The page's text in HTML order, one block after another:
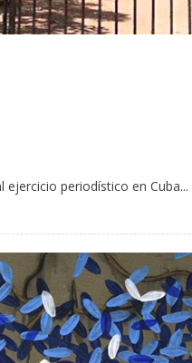
periodístico en Cuba...